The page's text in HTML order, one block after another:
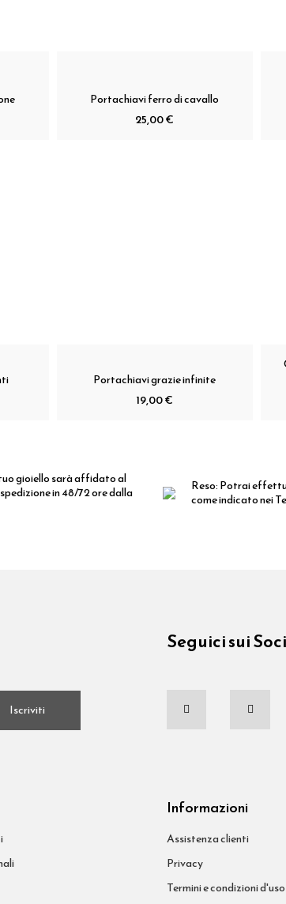
Portachiavi ferro di cavallo
25,00 €
Portachiavi grazie infinite
19,00 €
gioiello sarà affidato al
in 48/72 ore dalla
Reso:Potrai
come indicato nei
Iscriviti
Seguici sui
Informazioni
Assistenza clienti
Privacy
Termini e condizioni d'uso